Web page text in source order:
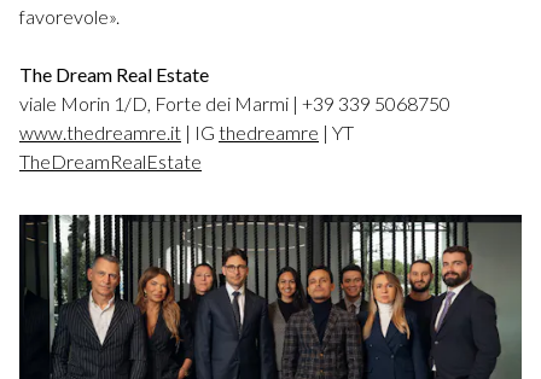
favorevole».
The Dream Real Estate
viale Morin 1/D, Forte dei Marmi | +39 339 5068750
www.thedreamre.it | IG thedreamre | YT
TheDreamRealEstate